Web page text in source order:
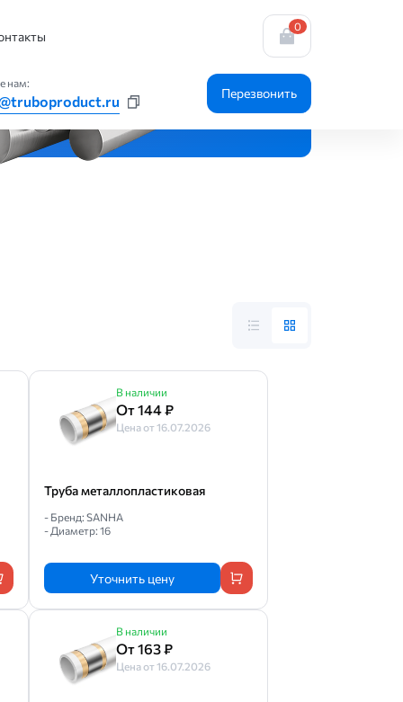
0
нам:
Перезвонить
В наличии
От 144 ₽
Цена от 16.07.2026
Труба металлопластиковая
- Бренд: SANHA
- Диаметр: 16
Уточнить цену
В наличии
От 163 ₽
Цена от 16.07.2026